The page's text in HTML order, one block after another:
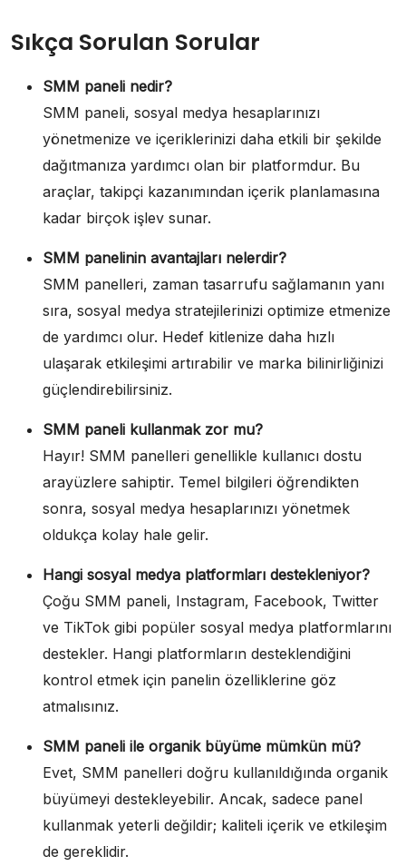
Sıkça Sorulan Sorular
SMM paneli nedir?
SMM paneli, sosyal medya hesaplarınızı
yönetmenize ve içeriklerinizi daha etkili bir şekilde
dağıtmanıza yardımcı olan bir platformdur. Bu
araçlar, takipçi kazanımından içerik planlamasına
kadar birçok işlev sunar.
SMM panelinin avantajları nelerdir?
SMM panelleri, zaman tasarrufu sağlamanın yanı
sıra, sosyal medya stratejilerinizi optimize etmenize
de yardımcı olur. Hedef kitlenize daha hızlı
ulaşarak etkileşimi artırabilir ve marka bilinirliğinizi
güçlendirebilirsiniz.
SMM paneli kullanmak zor mu?
Hayır! SMM panelleri genellikle kullanıcı dostu
arayüzlere sahiptir. Temel bilgileri öğrendikten
sonra, sosyal medya hesaplarınızı yönetmek
oldukça kolay hale gelir.
Hangi sosyal medya platformları destekleniyor?
Çoğu SMM paneli, Instagram, Facebook, Twitter
ve TikTok gibi popüler sosyal medya platformlarını
destekler. Hangi platformların desteklendiğini
kontrol etmek için panelin özelliklerine göz
atmalısınız.
SMM paneli ile organik büyüme mümkün mü?
Evet, SMM panelleri doğru kullanıldığında organik
büyümeyi destekleyebilir. Ancak, sadece panel
kullanmak yeterli değildir; kaliteli içerik ve etkileşim
de gereklidir.